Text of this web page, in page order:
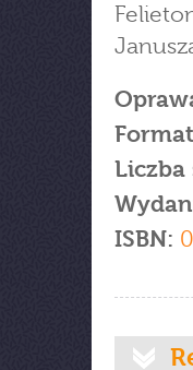
Liczba
ISBN: